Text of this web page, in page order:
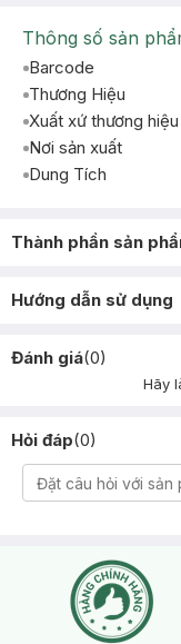
Thông số sản
Barcode
Thương Hiệu
Xuất xứ thương hiệu
Nơi sản xuất
Dung Tích
Thành phần sản
Hướng dẫn sử dụng
Đánh giá(0)
Hãy
Hỏi đáp(0)